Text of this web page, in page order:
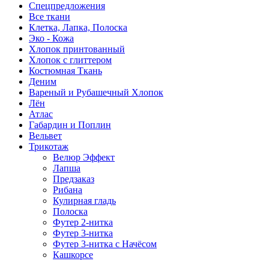
Спецпредложения
Все ткани
Клетка, Лапка, Полоска
Эко - Кожа
Хлопок принтованный
Хлопок с глиттером
Костюмная Ткань
Деним
Вареный и Рубашечный Хлопок
Лён
Атлас
Габардин и Поплин
Вельвет
Трикотаж
Велюр Эффект
Лапша
Предзаказ
Рибана
Кулирная гладь
Полоска
Футер 2-нитка
Футер 3-нитка
Футер 3-нитка с Начёсом
Кашкорсе